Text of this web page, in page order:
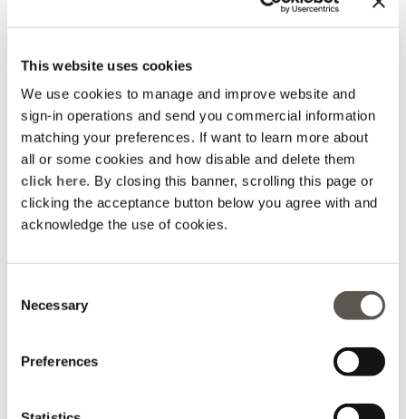
This website uses cookies
We use cookies to manage and improve website and
sign-in operations and send you commercial information
matching your preferences. If want to learn more about
all or some cookies and how disable and delete them
click here. By closing this banner, scrolling this page or
clicking the acceptance button below you agree with and
acknowledge the use of cookies.
Selection
Necessary
Preferences
telefono e non riuscendoci mi dice seccata di avere
procedura di reso cambiasse da un telefono all'altro!).
Dopo aver provato per mezz'ora io e mia figlia
inutilmente, leggo sulle istruzioni che prima di fare il reso
bisognava aver dato conferma della ricezione del pacco
da parte del team del negozio. Così le chiedo di questa
conferma di ricezione e lei controllando si accorge che
non era stata fatta.Naturalmente si giustifica dicendo che
era colpa della collega che non l'aveva fatto... Ecco il
motivo per cui sono stata più di mezz'ora a provare
che non ero io l'incapace che non riusciva a fare un reso
loro incompetenza ho dovuto perdere più di 40 minuti del